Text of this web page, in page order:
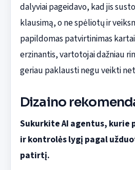
dalyviai pageidavo, kad jis
klausimą, o ne spėliotų ir
papildomas patvirtinimas
erzinantis, vartotojai dažniau
geriau paklausti negu veikti
Dizaino
Sukurkite AI agentus, kurie
ir kontrolės lygį pagal
patirtį.